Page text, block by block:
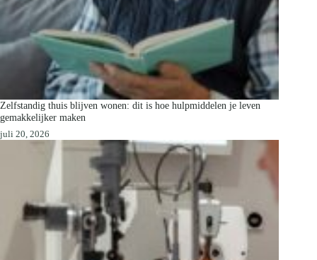
Zelfstandig thuis blijven wonen: dit is hoe hulpmiddelen je leven
gemakkelijker maken
juli 20, 2026